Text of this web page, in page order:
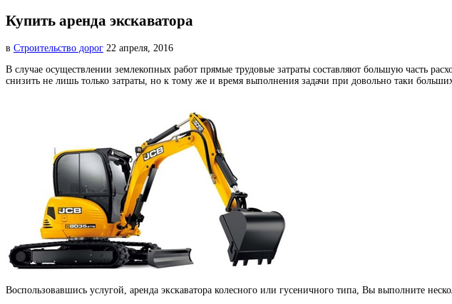
Купить аренда экскаватора
в Строительство дорог 22 апреля, 2016
В случае осуществлении землекопных работ прямые трудовые затраты составляют большую часть
снизить не лишь только затраты, но к тому же и время выполнения задачи при довольно таки
Воспользовавшись услугой, аренда экскаватора колесного или гусеничного типа, Вы выполните